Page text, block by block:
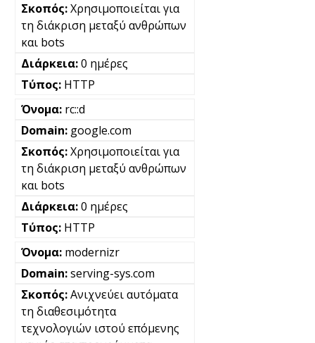
Χρησιμοποιείται για
τη διάκριση μεταξύ ανθρώπων
και bots
0 ημέρες
HTTP
rc::d
google.com
Χρησιμοποιείται για
τη διάκριση μεταξύ ανθρώπων
και bots
0 ημέρες
HTTP
modernizr
serving-sys.com
Ανιχνεύει αυτόματα
τη διαθεσιμότητα
τεχνολογιών ιστού επόμενης